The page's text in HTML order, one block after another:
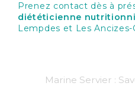
Prenez contact dès à
diététicienne
Lempdes et Les Ancizes-
Marine Servier :